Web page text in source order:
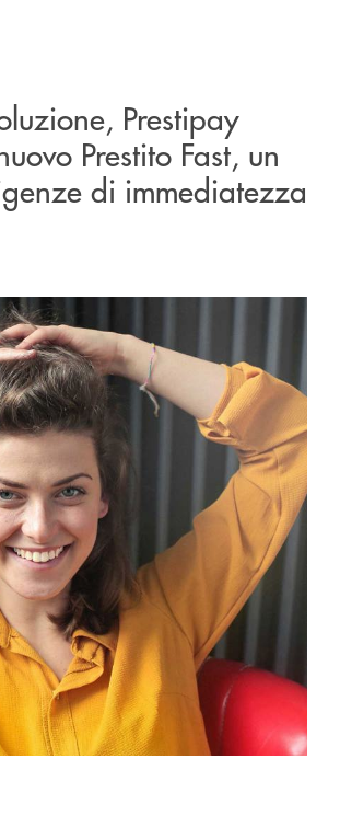
Prestipay
Prestito Fast, un
di immediatezza